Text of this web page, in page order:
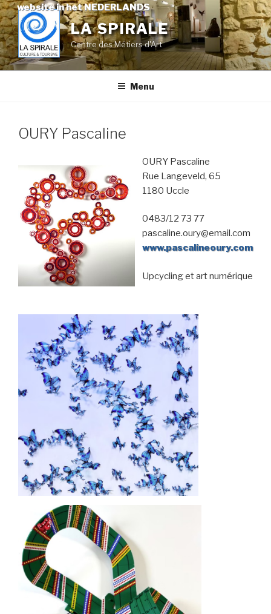
website in het NEDERLANDS
Skip
to
content
LA SPIRALE
Centre des Métiers d'Art
Menu
OURY Pascaline
OURY Pascaline
Rue Langeveld, 65
1180 Uccle
0483/12 73 77
pascaline.oury@email.com
www.pascalineoury.com
Upcycling et art numérique